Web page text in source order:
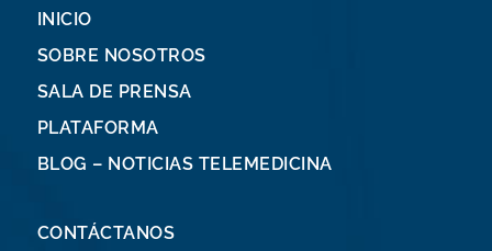
INICIO
SOBRE NOSOTROS
SALA DE PRENSA
PLATAFORMA
BLOG – NOTICIAS TELEMEDICINA
CONTÁCTANOS